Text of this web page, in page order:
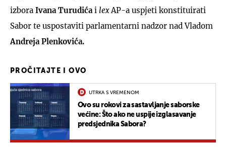
izbora Ivana Turudića i lex AP-a uspjeti konstituirati
Sabor te uspostaviti parlamentarni nadzor nad Vladom
Andreja Plenkovića.
PROČITAJTE I OVO
UTRKA S VREMENOM
Ovo su rokovi za sastavljanje saborske
većine: Što ako ne uspije izglasavanje
predsjednika Sabora?